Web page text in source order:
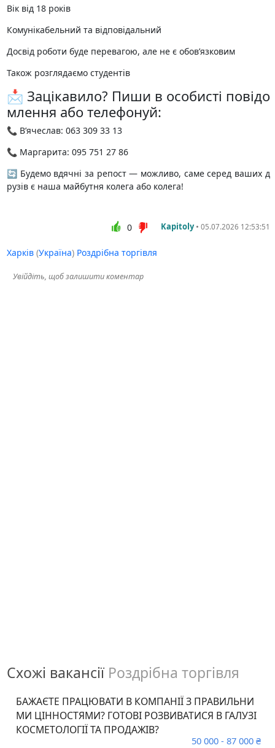
Вік від 18 років
Комунікабельний та відповідальний
Досвід роботи буде перевагою, але не є обов’язковим
Також розглядаємо студентів
📩 Зацікавило? Пиши в особисті повідо
млення або телефонуй:
📞 В’ячеслав: 063 309 33 13
📞 Маргарита: 095 751 27 86
🔄 Будемо вдячні за репост — можливо, саме серед ваших д
рузів є наша майбутня колега або колега!
Kapitoly• 05.07.2026 12:53:51
0
Харків(Україна) Роздрібна торгівля
Увійдіть, щоб залишити коментар
Схожі вакансії Роздрібна торгівля
БАЖАЄТЕ ПРАЦЮВАТИ В КОМПАНІЇ З ПРАВИЛЬНИ
МИ ЦІННОСТЯМИ? ГОТОВІ РОЗВИВАТИСЯ В ГАЛУЗІ
КОСМЕТОЛОГІЇ ТА ПРОДАЖІВ?
50 000 - 87 000 ₴